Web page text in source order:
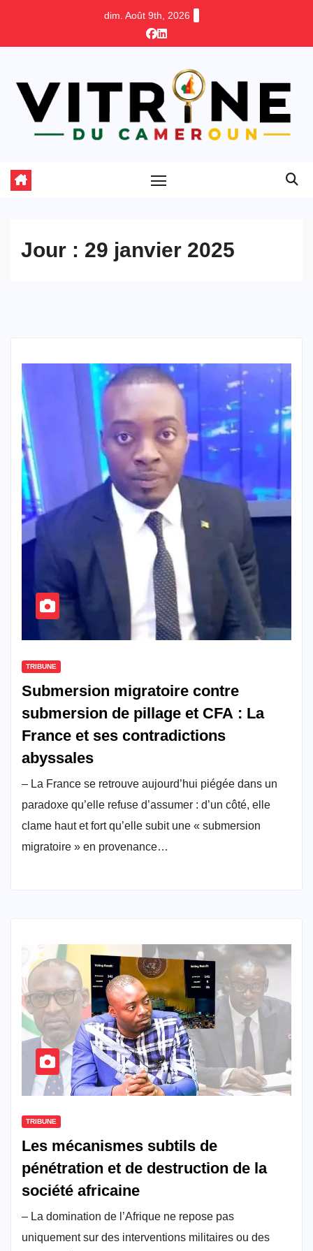
dim. Août 9th, 2026
Jour : 29 janvier 2025
TRIBUNE
Submersion migratoire contre
submersion de pillage et CFA : La
France et ses contradictions
abyssales
– La France se retrouve aujourd’hui piégée dans un
paradoxe qu’elle refuse d’assumer : d’un côté, elle
clame haut et fort qu’elle subit une « submersion
migratoire » en provenance…
TRIBUNE
Les mécanismes subtils de
pénétration et de destruction de la
société africaine
– La domination de l’Afrique ne repose pas
uniquement sur des interventions militaires ou des